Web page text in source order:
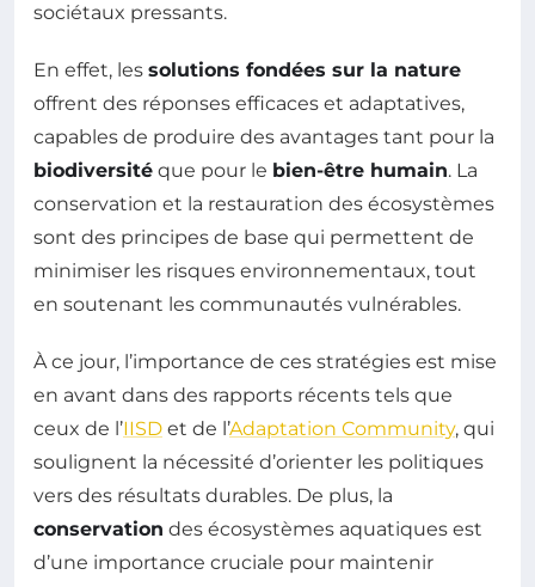
sociétaux pressants.
En effet, les solutions fondées sur la nature
offrent des réponses efficaces et adaptatives,
capables de produire des avantages tant pour la
biodiversité que pour le bien-être humain. La
conservation et la restauration des écosystèmes
sont des principes de base qui permettent de
minimiser les risques environnementaux, tout
en soutenant les communautés vulnérables.
À ce jour, l’importance de ces stratégies est mise
en avant dans des rapports récents tels que
ceux de l’IISD et de l’Adaptation Community, qui
soulignent la nécessité d’orienter les politiques
vers des résultats durables. De plus, la
conservation des écosystèmes aquatiques est
d’une importance cruciale pour maintenir